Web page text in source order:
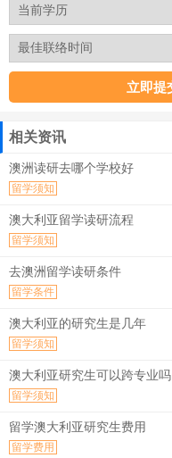
相关资讯
澳洲读研去哪个学校好
留学须知
澳大利亚留学读研流程
留学须知
去澳洲留学读研条件
留学条件
澳大利亚的研究生是几年
留学须知
澳大利亚研究生可以跨专业吗
留学须知
留学澳大利亚研究生费用
留学费用